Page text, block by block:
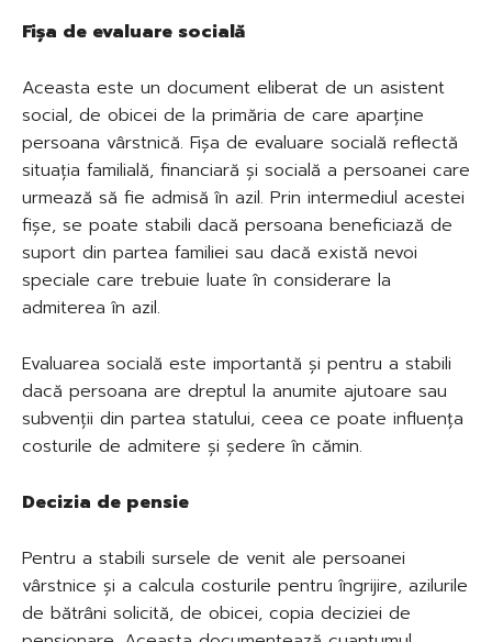
Fișa de evaluare socială
Aceasta este un document eliberat de un asistent
social, de obicei de la primăria de care aparține
persoana vârstnică. Fișa de evaluare socială reflectă
situația familială, financiară și socială a persoanei care
urmează să fie admisă în azil. Prin intermediul acestei
fișe, se poate stabili dacă persoana beneficiază de
suport din partea familiei sau dacă există nevoi
speciale care trebuie luate în considerare la
admiterea în azil.
Evaluarea socială este importantă și pentru a stabili
dacă persoana are dreptul la anumite ajutoare sau
subvenții din partea statului, ceea ce poate influența
costurile de admitere și ședere în cămin.
Decizia de pensie
Pentru a stabili sursele de venit ale persoanei
vârstnice și a calcula costurile pentru îngrijire, azilurile
de bătrâni solicită, de obicei, copia deciziei de